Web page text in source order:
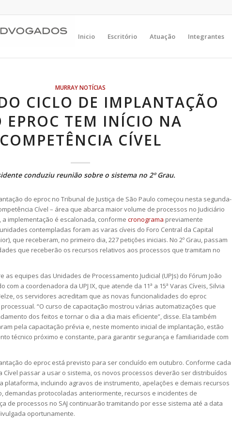
Inicio Escritório Atuação Integrantes
MURRAY NOTÍCIAS
CICLO DE IMPLANTAÇÃO
EPROC TEM INÍCIO NA
COMPETÊNCIA CÍVEL
conduziu reunião sobre o sistema no 2º Grau.
do eproc no Tribunal de Justiça de São Paulo começou nesta segunda-
Cível – área que abarca maior volume de processos no Judiciário
a implementação é escalonada, conforme cronograma previamente
contempladas foram as varas cíveis do Foro Central da Capital
que receberam, no primeiro dia, 227 petições iniciais. No 2º Grau, passam
que receberão os recursos relativos aos processos que tramitam no
as equipes das Unidades de Processamento Judicial (UPJs) do Fórum João
com a coordenadora da UPJ IX, que atende da 11ª a 15ª Varas Cíveis, Silvia
os servidores acreditam que as novas funcionalidades do eproc
“O curso de capacitação mostrou várias automatizações que
dos feitos e tornar o dia a dia mais eficiente”, disse. Ela também
pela capacitação prévia e, neste momento inicial de implantação, estão
técnico próximo e constante, para garantir segurança e familiaridade com
do eproc está previsto para ser concluído em outubro. Conforme cada
Cível passar a usar o sistema, os novos processos deverão ser distribuídos
plataforma, incluindo agravos de instrumento, apelações e demais recursos
demandas protocoladas anteriormente, recursos e incidentes de
de processos no SAJ continuarão tramitando por esse sistema até a data
oportunamente.